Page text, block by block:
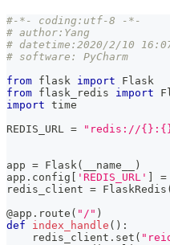
#-*- coding:utf-8 -*-
# author:Yang
# datetime:2020/2/10
# software: PyCharm
from flask import Flask
from flask_redis import
import time
REDIS_URL = "redis://
app = Flask ( __name__
)
app . config 'REDIS_URL' =
redis_client = FlaskRedis (
@app . route ( "/" )
def
index_handle ( ) :
    redis_client
. set (